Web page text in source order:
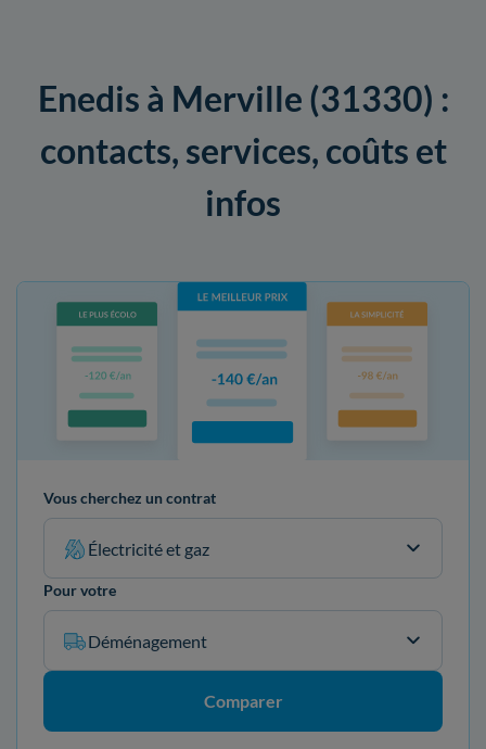
Enedis à Merville (31330) :
contacts, services, coûts et
infos
Vous cherchez un contrat
Électricité et gaz
Pour votre
Déménagement
Comparer